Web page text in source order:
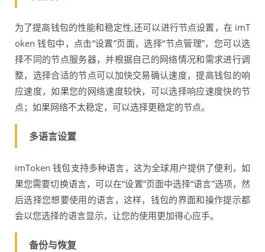
为了提高钱包的性能和稳定性,还可以进行节点设置，在 imT
oken 钱包中，点击“设置”页面，选择“节点管理”，您可以选
择不同的节点服务器，并根据自己的网络情况和需求进行调
整，选择合适的节点可以加快交易确认速度，提高钱包的响
应速度，如果您的网络速度较快，可以选择响应速度快的节
点；如果网络不太稳定，可以选择更稳定的节点。
多语言设置
imToken 钱包支持多种语言，这为全球用户提供了便利，如
果您需要切换语言，可以在“设置”页面中选择“语言”选项，然
后选择您想要使用的语言，这样，钱包的界面和操作提示都
会以您选择的语言显示，让您的使用更加得心应手。
备份与恢复